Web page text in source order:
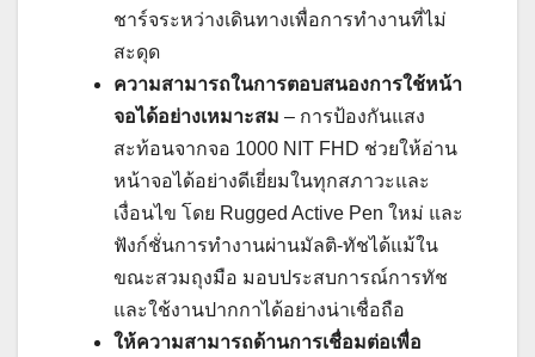
ชาร์จระหว่างเดินทางเพื่อการทำงานที่ไม่
สะดุด
ความสามารถในการตอบสนองการใช้หน้า
จอได้อย่างเหมาะสม – การป้องกันแสง
สะท้อนจากจอ 1000 NIT FHD ช่วยให้อ่าน
หน้าจอได้อย่างดีเยี่ยมในทุกสภาวะและ
เงื่อนไข โดย Rugged Active Pen ใหม่ และ
ฟังก์ชั่นการทำงานผ่านมัลติ-ทัชได้แม้ใน
ขณะสวมถุงมือ มอบประสบการณ์การทัช
และใช้งานปากกาได้อย่างน่าเชื่อถือ
ให้ความสามารถด้านการเชื่อมต่อเพื่อ